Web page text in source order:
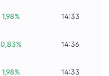
1,98% 14:33
0,83% 14:36
1,98% 14:33